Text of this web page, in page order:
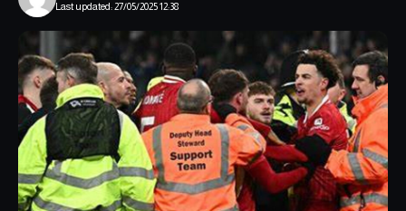
Last updated: 27/05/2025 12:38